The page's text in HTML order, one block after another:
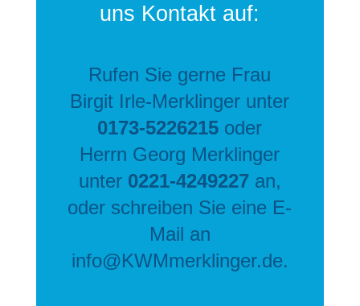
uns Kontakt auf:
Rufen Sie gerne Frau
Birgit Irle-Merklinger unter
0173-5226215 oder
Herrn Georg Merklinger
unter 0221-4249227an,
oder schreiben Sie eine E-
Mail an
info@KWMmerklinger.de.